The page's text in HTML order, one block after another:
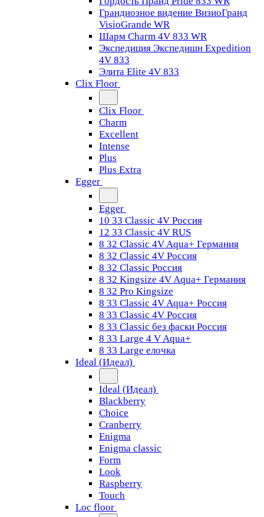
Грандиозное видение ВизиоГранд
VisioGrande WR
Шарм Charm 4V 833 WR
Экспедиция Экспедишн Expedition
4V 833
Элита Elite 4V 833
Clix Floor
Clix Floor
Charm
Excellent
Intense
Plus
Plus Extra
Egger
Egger
10 33 Classic 4V Россия
12 33 Classic 4V RUS
8 32 Classic 4V Aqua+ Германия
8 32 Classic 4V Россия
8 32 Classic Россия
8 32 Kingsize 4V Aqua+ Германия
8 32 Pro Kingsize
8 33 Classic 4V Aqua+ Россия
8 33 Classic 4V Россия
8 33 Classic без фаски Россия
8 33 Large 4 V Aqua+
8 33 Large елочка
Ideal (Идеал)
Ideal (Идеал)
Blackberry
Choice
Cranberry
Enigma
Enigma classic
Form
Look
Raspberry
Touch
Loc floor